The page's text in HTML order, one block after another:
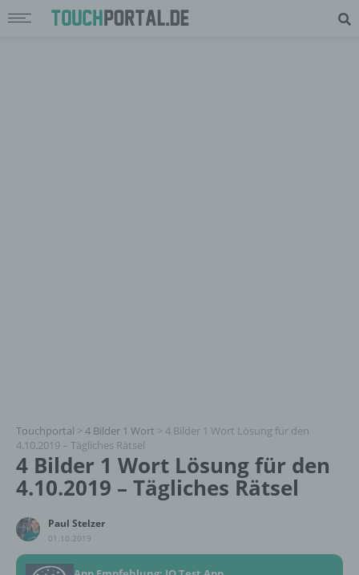
Touchportal > 4 Bilder 1 Wort > 4 Bilder 1 Wort Lösung für den
4.10.2019 – Tägliches Rätsel
4 Bilder 1 Wort Lösung für den
4.10.2019 – Tägliches Rätsel
Paul Stelzer
01.10.2019